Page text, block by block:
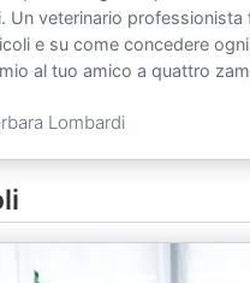
Un veterinario professionista
e su come concedere
al tuo amico a quattro
Lombardi